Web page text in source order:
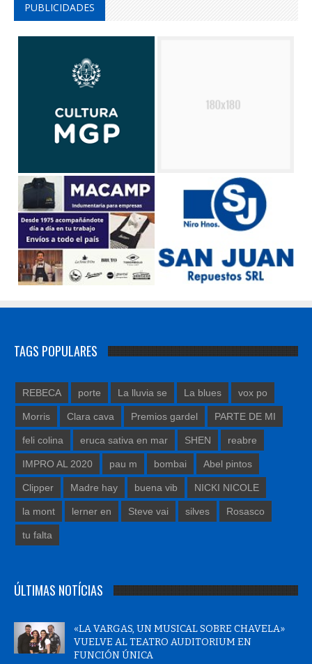
PUBLICIDADES
TAGS POPULARES
REBECA porte La lluvia se La blues vox po
Morris Clara cava Premios gardel PARTE DE MI
feli colina eruca sativa en mar SHEN reabre
IMPRO AL 2020 pau m bombai Abel pintos
Clipper Madre hay buena vib NICKI NICOLE
la mont lerner en Steve vai silves Rosasco
tu falta
ÚLTIMAS NOTÍCIAS
«LA VARGAS, UN MUSICAL SOBRE CHAVELA»
VUELVE AL TEATRO AUDITORIUM EN
FUNCIÓN ÚNICA